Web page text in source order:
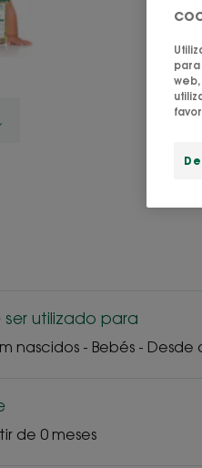
ser utilizado para
nascidos - Bebés -
de 0 meses